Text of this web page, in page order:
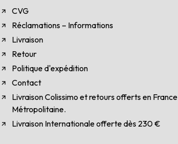
CVG
Réclamations – Informations
Livraison
Retour
Politique d'expédition
Contact
Livraison Colissimo et retours offerts en France
Métropolitaine.
Livraison Internationale offerte dès 230 €